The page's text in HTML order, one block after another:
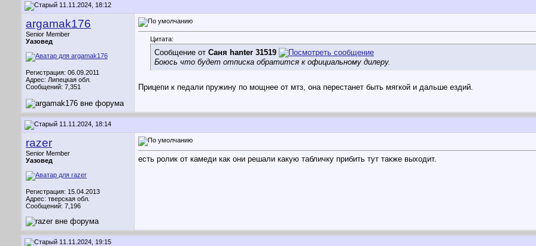
11.11.2024, 18:12
argamak176
Senior Member
Уазовед
Регистрация: 06.09.2011
Адрес: Липецкая обл.
Сообщений: 7,351
Цитата:
Сообщение от Саня hanter 31519
Боюсь что будет отписка обратится к официальному дилеру.
Прицепи к педали пружину по мощнее от мтз, она перестанет быть мягкой и дальше ездий.
11.11.2024, 18:14
razer
Senior Member
Уазовед
Регистрация: 15.04.2013
Адрес: тверская обл.
Сообщений: 7,196
есть ролик от камеди как они решали какую табличку прибить тут также выходит.
11.11.2024, 19:15